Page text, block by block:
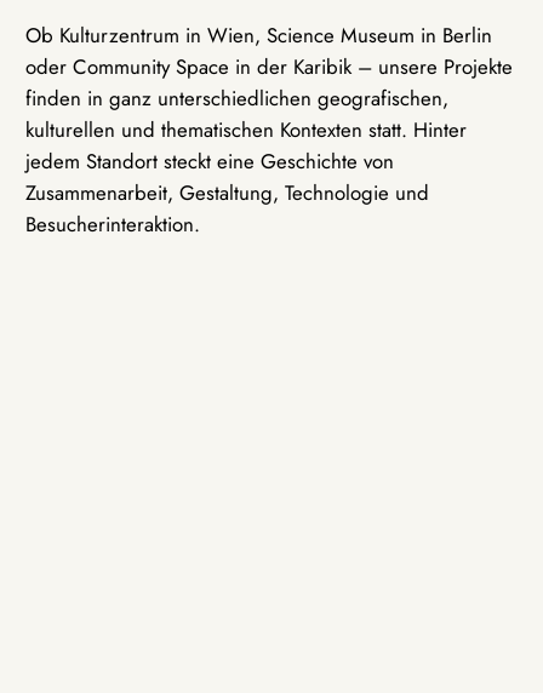
Ob Kulturzentrum in Wien, Science Museum in Berlin
oder Community Space in der Karibik – unsere Projekte
finden in ganz unterschiedlichen geografischen,
kulturellen und thematischen Kontexten statt. Hinter
jedem Standort steckt eine Geschichte von
Zusammenarbeit, Gestaltung, Technologie und
Besucherinteraktion.